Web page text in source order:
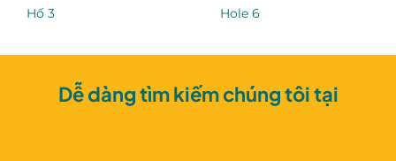
Hố 3 Hole 6
Dễ dàng tìm kiếm chúng tôi tại